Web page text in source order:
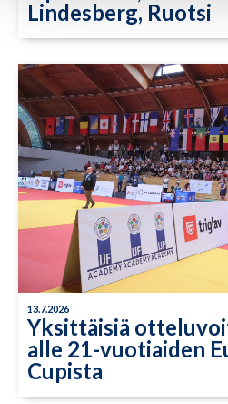
Lindesberg, Ruotsi
13.7.2026
Yksittäisiä
alle 21-vuotiaiden
Cupista